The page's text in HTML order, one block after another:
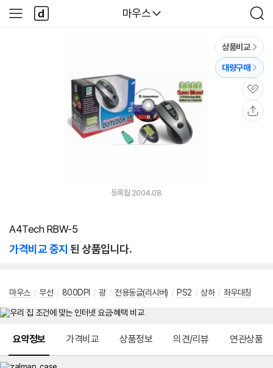
다나와
마우스
검
색
사
이
다
나
와
상품비교
대량구매
관
심
등록월 2004.08.
A4Tech RBW-5
가격비교 중지 된 상품입니다.
마우스 / 무선 / 800DPI / 광 / 전용동글(리시버) / PS2 / 상하 / 좌우대칭
요약정보 가격비교 상품정보 의견/리뷰 연관상품